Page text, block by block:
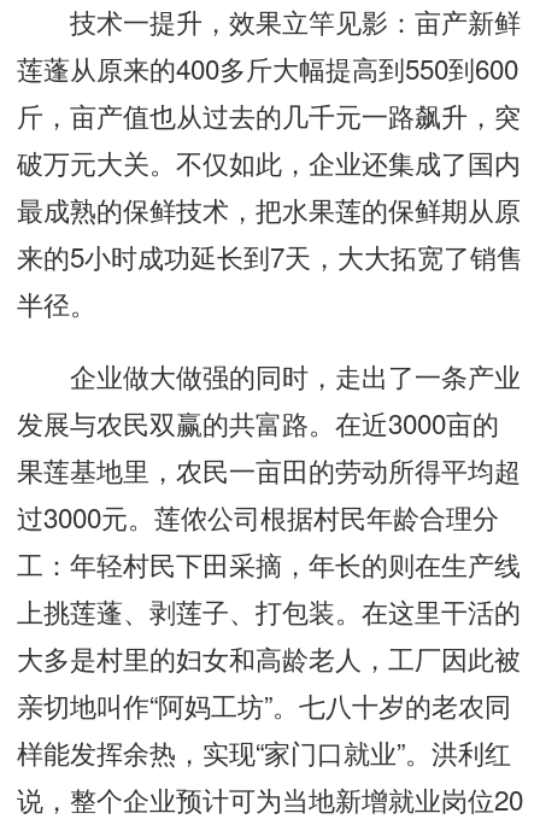
技术一提升，效果立竿见影：亩产新鲜
莲蓬从原来的400多斤大幅提高到550到600
斤，亩产值也从过去的几千元一路飙升，突
破万元大关。不仅如此，企业还集成了国内
最成熟的保鲜技术，把水果莲的保鲜期从原
来的5小时成功延长到7天，大大拓宽了销售
半径。
企业做大做强的同时，走出了一条产业
发展与农民双赢的共富路。在近3000亩的
果莲基地里，农民一亩田的劳动所得平均超
过3000元。莲侬公司根据村民年龄合理分
工：年轻村民下田采摘，年长的则在生产线
上挑莲蓬、剥莲子、打包装。在这里干活的
大多是村里的妇女和高龄老人，工厂因此被
亲切地叫作“阿妈工坊”。七八十岁的老农同
样能发挥余热，实现“家门口就业”。洪利红
说，整个企业预计可为当地新增就业岗位20